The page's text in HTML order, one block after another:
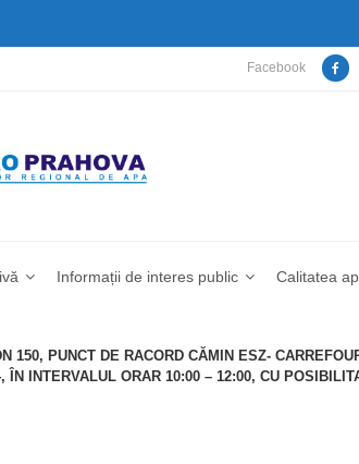
Facebook
Informații de interes public Calitatea
PUNCT DE RACORD CĂMIN ESZ-
INTERVALUL ORAR 10:00 – 12:00, CU